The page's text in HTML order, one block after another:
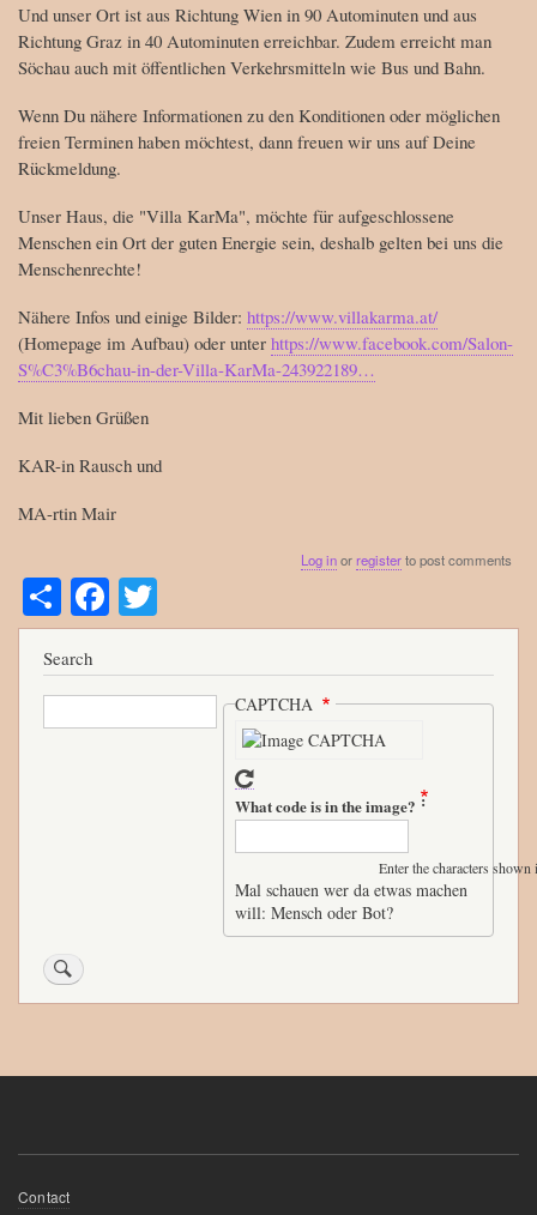
Und unser Ort ist aus Richtung Wien in 90 Autominuten und aus
Richtung Graz in 40 Autominuten erreichbar. Zudem erreicht man
Söchau auch mit öffentlichen Verkehrsmitteln wie Bus und Bahn.
Wenn Du nähere Informationen zu den Konditionen oder möglichen
freien Terminen haben möchtest, dann freuen wir uns auf Deine
Rückmeldung.
Unser Haus, die "Villa KarMa", möchte für aufgeschlossene
Menschen ein Ort der guten Energie sein, deshalb gelten bei uns die
Menschenrechte!
Nähere Infos und einige Bilder: https://www.villakarma.at/
(Homepage im Aufbau) oder unter https://www.facebook.com/Salon-
S%C3%B6chau-in-der-Villa-KarMa-243922189…
Mit lieben Grüßen
KAR-in Rausch und
MA-rtin Mair
Log inorregisterto post comments
S
ha
re
Fa
ce
bo
ok
wi
tte
r
Search
Search CAPTCHA
What code is in the image?
Enter the characters shown
Mal schauen wer da etwas machen
will: Mensch oder Bot?
Fußzeilenmenü
Contact